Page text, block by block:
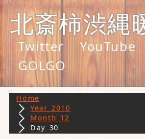
北斎柿渋縄
Twitter YouTube
GOLGO
Home
Year 2010
Month 12
Day 30